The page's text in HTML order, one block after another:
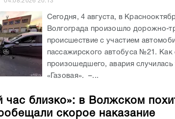
Сегодня, 4 августа, в
Волгограда произошло дорожно-
происшествие с участием
пассажирского автобуса №21.
произошедшего, авария случилась
«Газовая». –...
час близко»: в Волжском
скорое наказание